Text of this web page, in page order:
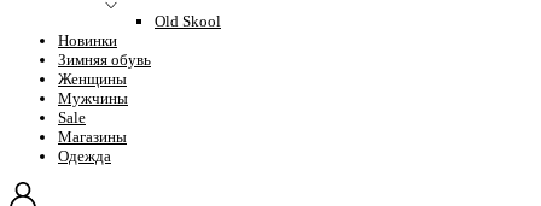
Old Skool
Новинки
Зимняя обувь
Женщины
Мужчины
Sale
Магазины
Одежда